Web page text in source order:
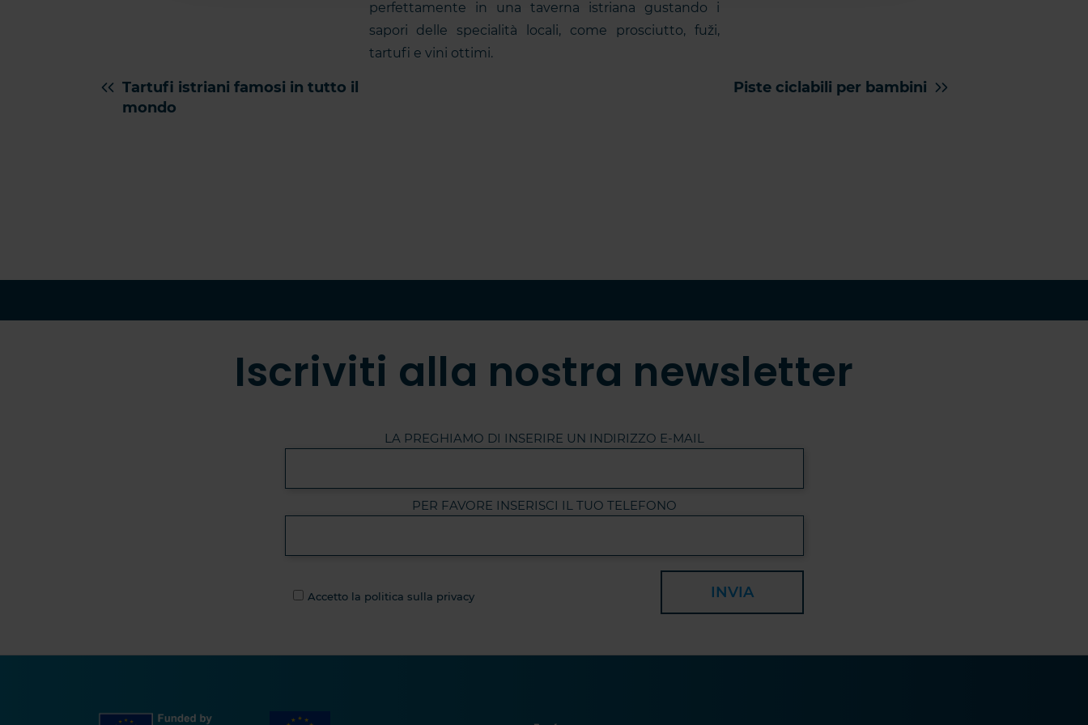
perfettamente in una taverna istriana gustando i
sapori delle specialità locali, come prosciutto, fuži,
tartufi e vini ottimi.
Tartufi istriani famosi in tutto il
mondo
Piste ciclabili per bambini
Iscriviti alla nostra newsletter
LA PREGHIAMO DI INSERIRE UN INDIRIZZO E-MAIL
PER FAVORE INSERISCI IL TUO TELEFONO
Accetto la politica sulla privacy INVIA